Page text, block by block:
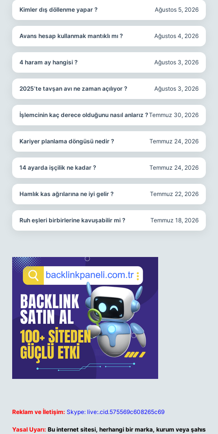
Kimler dış döllenme yapar ? Ağustos 5, 2026
Avans hesap kullanmak mantıklı mı ? Ağustos 4, 2026
4 haram ay hangisi ? Ağustos 3, 2026
2025’te tavşan avı ne zaman açılıyor ? Ağustos 3, 2026
İşlemcinin kaç derece olduğunu nasıl anlarız ?Temmuz 30, 2026
Kariyer planlama döngüsü nedir ? Temmuz 24, 2026
14 ayarda işçilik ne kadar ? Temmuz 24, 2026
Hamlık kas ağrılarına ne iyi gelir ? Temmuz 22, 2026
Ruh eşleri birbirlerine kavuşabilir mi ? Temmuz 18, 2026
Reklam ve İletişim: Skype: live:.cid.575569c608265c69
Yasal Uyarı: Bu internet sitesi, herhangi bir marka, kurum veya şahıs